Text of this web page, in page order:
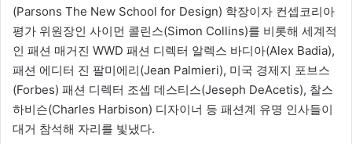
(Parsons The New School for Design) 학장이자 컨셉코리아
평가 위원장인 사이먼 콜린스(Simon Collins)를 비롯해 세계적
인 패션 매거진 WWD 패션 디렉터 알렉스 바디아(Alex Badia),
패션 에디터 진 팔미에리(Jean Palmieri), 미국 경제지 포브스
(Forbes) 패션 디렉터 조셉 데스티스(Jeseph DeAcetis), 찰스
하비슨(Charles Harbison) 디자이너 등 패션계 유명 인사들이
대거 참석해 자리를 빛냈다.